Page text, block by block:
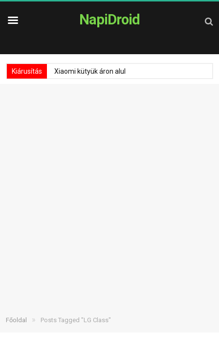
NapiDroid
Kiárusítás Xiaomi kütyük áron alul
Főoldal » Posts Tagged "LG Class"